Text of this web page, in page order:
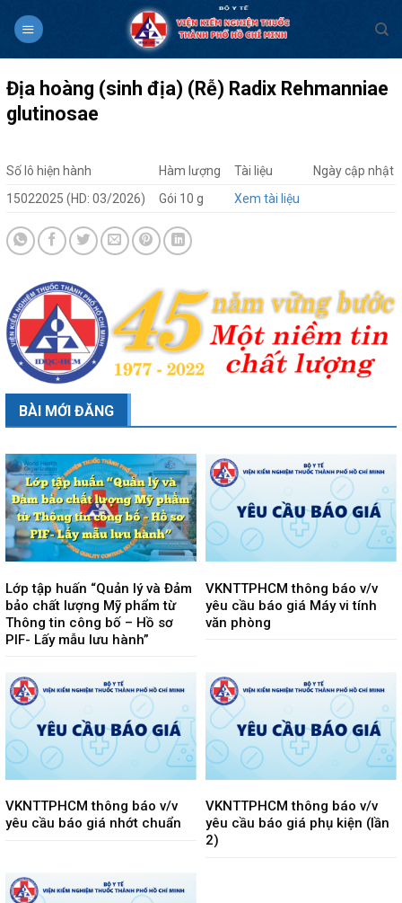
Địa hoàng (sinh địa) (Rễ) Radix Rehmanniae
glutinosae
Số lô hiện hành Hàm lượng Tài liệu
Ngày cập nhật
15022025 (HD: 03/2026)
Gói 10 g Xem tài liệu
BÀI MỚI ĐĂNG
Lớp tập huấn “Quản lý và Đảm
bảo chất lượng Mỹ phẩm từ
Thông tin công bố – Hồ sơ
PIF- Lấy mẫu lưu hành”
VKNTTPHCM thông báo v/v
yêu cầu báo giá Máy vi tính
văn phòng
VKNTTPHCM thông báo v/v
yêu cầu báo giá nhớt chuẩn
VKNTTPHCM thông báo v/v
yêu cầu báo giá phụ kiện (lần
2)